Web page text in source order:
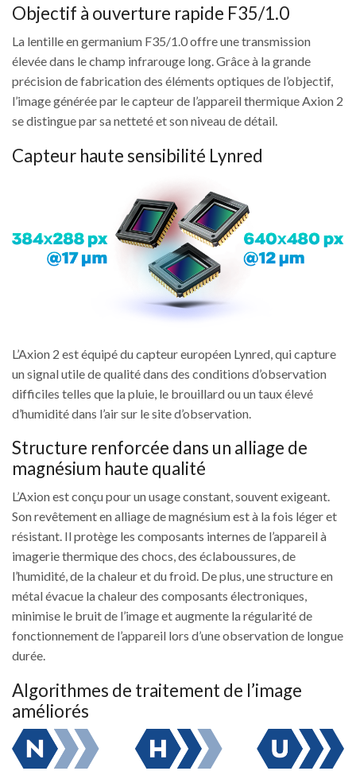
Objectif à ouverture rapide F35/1.0
La lentille en germanium F35/1.0 offre une transmission
élevée dans le champ infrarouge long. Grâce à la grande
précision de fabrication des éléments optiques de l’objectif,
l’image générée par le capteur de l’appareil thermique Axion 2
se distingue par sa netteté et son niveau de détail.
Capteur haute sensibilité Lynred
L’Axion 2 est équipé du capteur européen Lynred, qui capture
un signal utile de qualité dans des conditions d’observation
difficiles telles que la pluie, le brouillard ou un taux élevé
d’humidité dans l’air sur le site d’observation.
Structure renforcée dans un alliage de
magnésium haute qualité
L’Axion est conçu pour un usage constant, souvent exigeant.
Son revêtement en alliage de magnésium est à la fois léger et
résistant. Il protège les composants internes de l’appareil à
imagerie thermique des chocs, des éclaboussures, de
l’humidité, de la chaleur et du froid. De plus, une structure en
métal évacue la chaleur des composants électroniques,
minimise le bruit de l’image et augmente la régularité de
fonctionnement de l’appareil lors d’une observation de longue
durée.
Algorithmes de traitement de l’image
améliorés